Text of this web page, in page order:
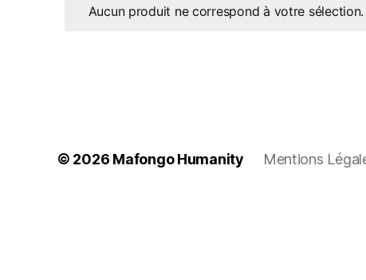
Aucun produit ne correspond à votre sélection.
© 2026 Mafongo Humanity Mentions